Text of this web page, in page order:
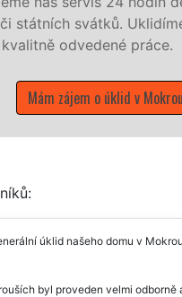
žádá a to se
úklid našeho domu v
byl proveden velmi